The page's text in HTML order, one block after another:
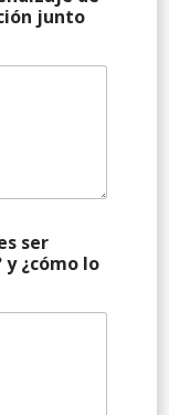
junto
ser
¿cómo lo